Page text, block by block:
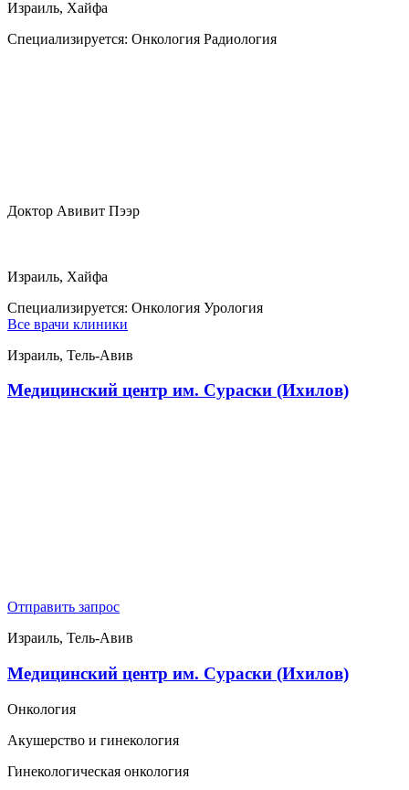
Израиль, Хайфа
Специализируется: Онкология Радиология
Доктор Авивит Пээр
Израиль, Хайфа
Специализируется: Онкология Урология
Все врачи клиники
Израиль, Тель-Авив
Медицинский центр им. Сураски (Ихилов)
Отправить запрос
Израиль, Тель-Авив
Медицинский центр им. Сураски (Ихилов)
Онкология
Акушерство и гинекология
Гинекологическая онкология